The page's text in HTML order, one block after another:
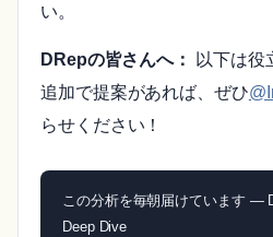
い。
DRepの皆さんへ：
以下は役
追加で提案があれば、ぜひ
らせください！
この分析を毎朝届けています —
Deep Dive